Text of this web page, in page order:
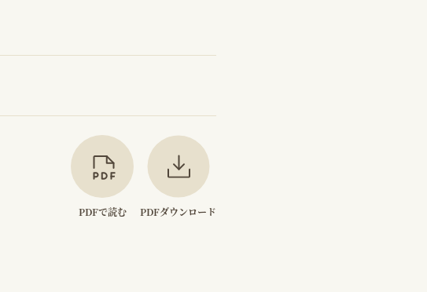
PDFで読む PDFダウンロード